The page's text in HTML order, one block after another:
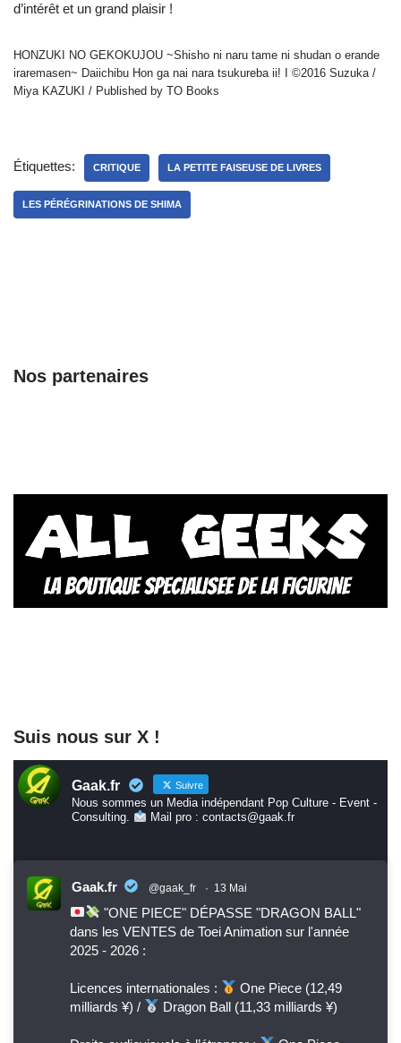
d’intérêt et un grand plaisir !
HONZUKI NO GEKOKUJOU ~Shisho ni naru tame ni shudan o erande
iraremasen~ Daiichibu Hon ga nai nara tsukureba ii! I ©2016 Suzuka /
Miya KAZUKI / Published by TO Books
Étiquettes: CRITIQUE LA PETITE FAISEUSE DE LIVRES
LES PÉRÉGRINATIONS DE SHIMA
Nos partenaires
Suis nous sur X !
Gaak.fr Suivre
Nous sommes un Media indépendant Pop Culture - Event -
Consulting.
Mail pro : contacts@gaak.fr
Gaak.fr @gaak_fr · 13 Mai
"ONE PIECE" DÉPASSE "DRAGON BALL"
dans les VENTES de Toei Animation sur l'année
2025 - 2026 :
Licences internationales :
One Piece (12,49
milliards ¥) /
Dragon Ball (11,33 milliards ¥)